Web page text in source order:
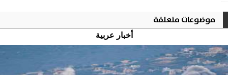
موضوعات متعلقة
أخبار عربية